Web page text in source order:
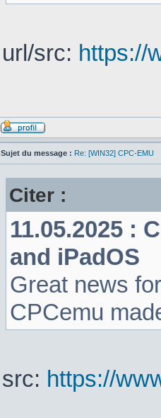
url/src: https://
Sujet du message : Re: [WIN32] CPC-EMU
Citer :
11.05.2025 :
and iPadOS
Great news
CPCemu
src: https://